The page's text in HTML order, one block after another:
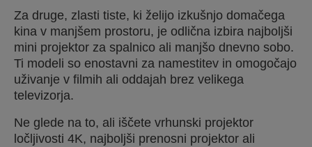
Za druge, zlasti tiste, ki želijo izkušnjo domačega
kina v manjšem prostoru, je odlična izbira najboljši
mini projektor za spalnico ali manjšo dnevno sobo.
Ti modeli so enostavni za namestitev in omogočajo
uživanje v filmih ali oddajah brez velikega
televizorja.
Ne glede na to, ali iščete vrhunski projektor
ločljivosti 4K, najboljši prenosni projektor ali